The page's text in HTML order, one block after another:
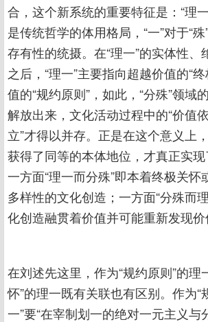
合，这个新系统的重要特征是：“理
是传统哲学的体用格局，“一”对于“
存有性的统摄。在“理一”的实体性
之后，“理一”主要指向超越价值的“
值的“规约原则”，如此，“分殊”领域
解放出来，文化活动过程中的“价值
立”才得以并存。正是在这个意义上
获得了同等的本体地位，才真正实现
一方面“理一而分殊”即本着终极关
多样性的文化创造；一方面“分殊而
化创造融贯着价值并可能重新发现价
在刘述先这里，作为“规约原则”的理
怀”的理一既有关联也有区别。作为“
一”要“在宰制划一的绝对一元主义与